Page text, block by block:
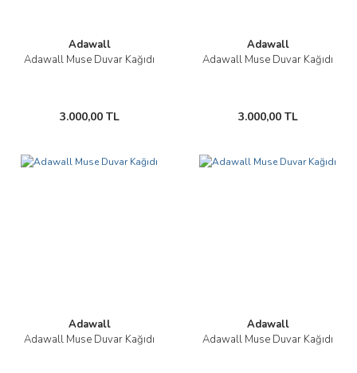
Adawall
Adawall Muse Duvar Kağıdı
3.000,00 TL
Adawall
Adawall Muse Duvar Kağıdı
3.000,00 TL
Adawall
Adawall Muse Duvar Kağıdı
Adawall
Adawall Muse Duvar Kağıdı